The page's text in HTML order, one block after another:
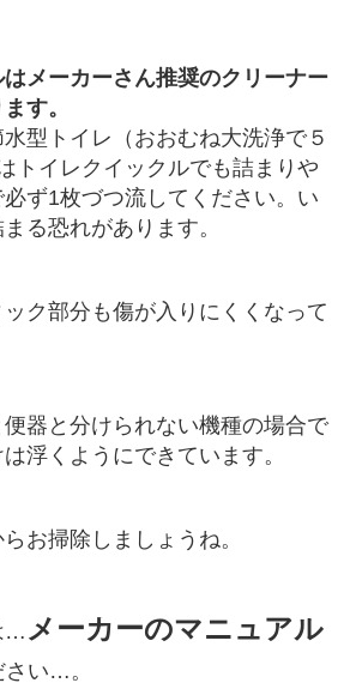
はメーカーさん推奨のクリーナー
す。
型トイレ（おおむね大洗浄で５
トイレクイックルでも詰まりや
ず1枚づつ流してください。い
る恐れがあります。
ク部分も傷が入りにくくなって
器と分けられない機種の場合で
浮くようにできています。
お掃除しましょうね。
… メーカーのマニュアル
さい…。